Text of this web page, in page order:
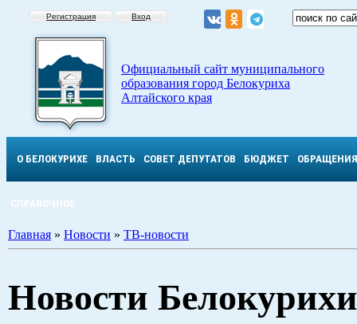
Регистрация Вход
Официальный сайт муниципального
образования город Белокуриха
Алтайского края
О БЕЛОКУРИХЕ ВЛАСТЬ СОВЕТ ДЕПУТАТОВ БЮДЖЕТ ОБРАЩЕНИЯ
СПРАВОЧНОЕ
Главная » Новости » ТВ-новости
Новости